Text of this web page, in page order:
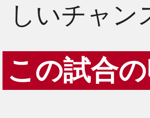
しいチャン
この試合